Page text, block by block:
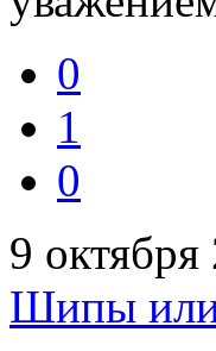
0
1
0
9
Шипы